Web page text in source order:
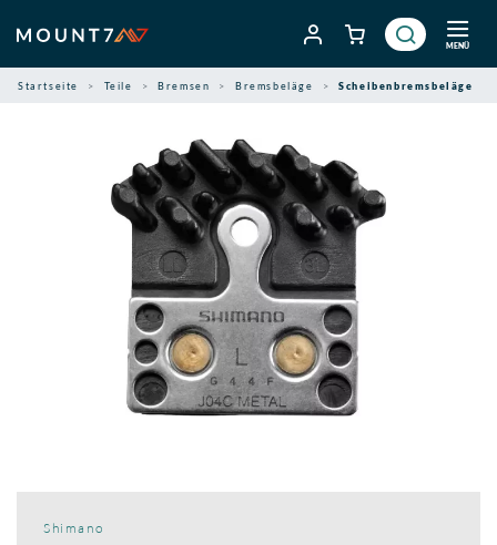
Inhalt
springen
MENÜ
Startseite Teile Bremsen Bremsbeläge Scheibenbremsbeläge
Shimano